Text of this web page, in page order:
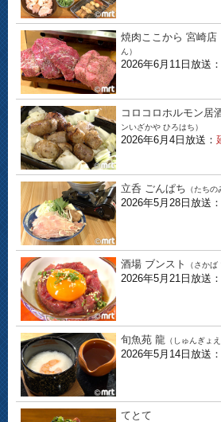
焼肉ここから 宮崎店
ん）
2026年6月11日放送
コロコロホルモン居
ンいざかや ひろはち）
2026年6月4日放送：
立呑 ごんぱち （たちの
2026年5月28日放送
酒場 ブンスト （さかば
2026年5月21日放送
旬魚苑 龍 （しゅんぎょ
2026年5月14日放送
てとて